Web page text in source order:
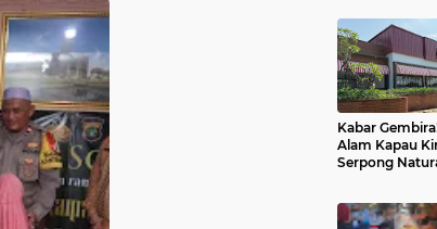
Kabar
Alam Kapau
Serpong